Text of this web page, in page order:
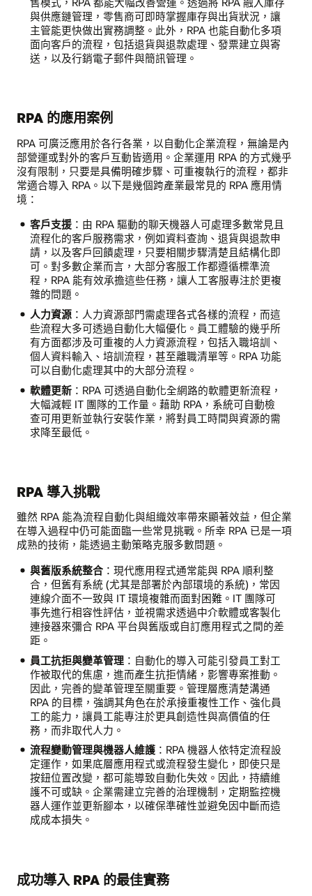
與供應鏈管理，零售商可即時掌握庫存與出貨狀況，讓
主管能更快做出實務調整。此外，RPA 也能自動化多項
面向客戶的流程，包括退貨與退款處理、發票建立與寄
送，以及行銷電子郵件與簡訊管理。
RPA 的應用案例
RPA 可廣泛應用於各行各業，以自動化企業流程，無論是內
部營運或對外的客戶互動皆適用。企業運用 RPA 的方式幾乎
沒有限制，只要是具備明確步驟、可重複執行的流程，都非
常適合導入 RPA。以下是幾個跨產業最常見的 RPA 應用情
境：
客戶支援：由 RPA 驅動的聊天機器人可處理多數常見且
流程化的客戶服務需求，例如資料查詢、退貨與退款申
請，以及客戶回饋處理，只要相關步驟清楚且結構化即
可。對多數企業而言，大部分客服工作都遵循標準流
程，RPA 能有效承擔這些任務，讓人工客服專注於更複
雜的問題。
人力資源：人力資源部門需處理各式各樣的流程，而這
些流程大多可透過自動化大幅優化。員工體驗的幾乎所
有方面都涉及可重複的人力資源流程，包括入職培訓、
個人資料輸入、培訓流程，甚至離職清單等。RPA 功能
可以自動化處理其中的大部分流程。
軟體更新：RPA 可透過自動化全網路的軟體更新流程，
大幅減輕 IT 團隊的工作量。藉助 RPA，系統可自動檢
查可用更新並執行安裝作業，將對員工時間與資源的需
求降至最低。
RPA 導入挑戰
雖然 RPA 能為流程自動化與組織效率帶來顯著效益，但企業
在導入過程中仍可能面臨一些常見挑戰。所幸 RPA 已是一項
成熟的技術，能透過主動策略克服多數問題。
與舊版系統整合：現代應用程式通常能與 RPA 順利整
合，但舊有系統 (尤其是部署於內部環境的系統)，常因
連線介面不一致與 IT 環境複雜而面對困難。IT 團隊可
事先進行相容性評估，並視需求透過中介軟體或客製化
連接器來彌合 RPA 平台與舊版或自訂應用程式之間的差
距。
員工抗拒與變革管理：自動化的導入可能引發員工對工
作被取代的焦慮，進而產生抗拒情緒，影響專案推動。
因此，完善的變革管理至關重要。管理層應清楚溝通
RPA 的目標，強調其角色在於承接重複性工作、強化員
工的能力，讓員工能專注於更具創造性與高價值的任
務，而非取代人力。
流程變動管理與機器人維護：RPA 機器人依特定流程設
定運作，如果底層應用程式或流程發生變化，即使只是
按鈕位置改變，都可能導致自動化失效。因此，持續維
護不可或缺。企業需建立完善的治理機制，定期監控機
器人運作並更新腳本，以確保準確性並避免因中斷而造
成成本損失。
成功導入 RPA 的最佳實務